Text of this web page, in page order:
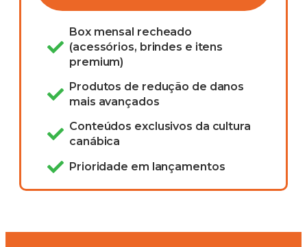
Box mensal recheado
(acessórios, brindes e itens
premium)
Produtos de redução de danos
mais avançados
Conteúdos exclusivos da cultura
canábica
Prioridade em lançamentos